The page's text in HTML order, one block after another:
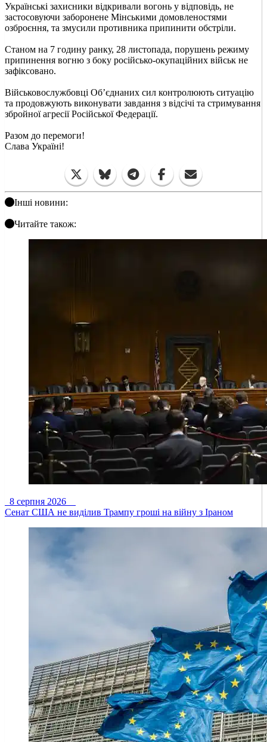
Українські захисники відкривали вогонь у відповідь, не
застосовуючи заборонене Мінськими домовленостями
озброєння, та змусили противника припинити обстріли.
Станом на 7 годину ранку, 28 листопада, порушень режиму
припинення вогню з боку російсько-окупаційних військ не
зафіксовано.
Військовослужбовці Об’єднаних сил контролюють ситуацію
та продовжують виконувати завдання з відсічі та стримування
збройної агресії Російської Федерації.
Разом до перемоги!
Слава Україні!
Інші новини:
Читайте також:
8 серпня 2026
Сенат США не виділив Трампу гроші на війну з Іраном